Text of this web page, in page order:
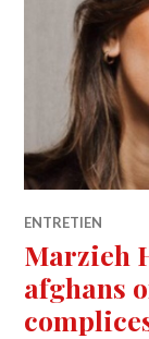
ENTRETIEN
Marzieh
afghans